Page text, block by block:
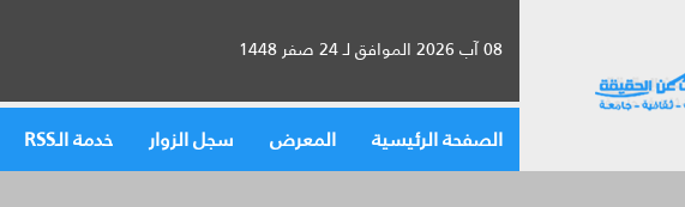
08 آب 2026 الموافق لـ 24 صفر 1448
الصفحة الرئيسية المعرض سجل الزوار خدمة الـRSS